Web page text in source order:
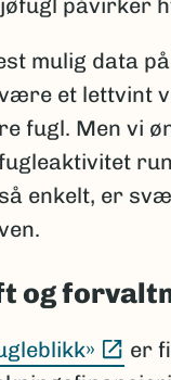
påvirker
mulig data
et lettvint
fugl. Men vi
enkelt, er
og
er